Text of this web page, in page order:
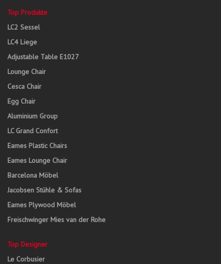
Top Produkte
LC2 Sessel
LC4 Liege
Adjustable Table E1027
Lounge Chair
Cesca Chair
Egg Chair
Aluminium Group
LC Grand Confort
Eames Plastic Chairs
Eames Lounge Chair
Barcelona Möbel
Jacobsen Stühle & Sofas
Eames Plywood Möbel
Freischwinger Mies van der Rohe
Top Designer
Le Corbusier